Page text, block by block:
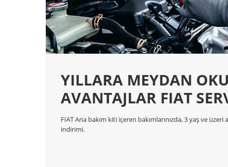
YILLARA MEYDAN
AVANTAJLAR FIAT
FIAT Ana bakım kiti içeren bakımlarınızda, 3 yaş ve üzeri
indirimi.